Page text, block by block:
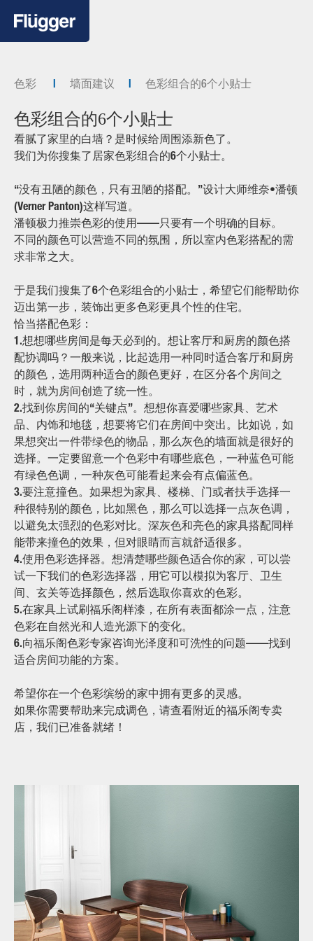
色彩 墙面建议 色彩组合的6个小贴士
色彩组合的6个小贴士
看腻了家里的白墙？是时候给周围添新色了。
我们为你搜集了居家色彩组合的6个小贴士。
“没有丑陋的颜色，只有丑陋的搭配。”设计大师维奈•潘顿
(Verner Panton)这样写道。
潘顿极力推崇色彩的使用——只要有一个明确的目标。
不同的颜色可以营造不同的氛围，所以室内色彩搭配的需
求非常之大。
于是我们搜集了6个色彩组合的小贴士，希望它们能帮助你
迈出第一步，装饰出更多色彩更具个性的住宅。
恰当搭配色彩：
1.想想哪些房间是每天必到的。想让客厅和厨房的颜色搭
配协调吗？一般来说，比起选用一种同时适合客厅和厨房
的颜色，选用两种适合的颜色更好，在区分各个房间之
时，就为房间创造了统一性。
2.找到你房间的“关键点”。想想你喜爱哪些家具、艺术
品、内饰和地毯，想要将它们在房间中突出。比如说，如
果想突出一件带绿色的物品，那么灰色的墙面就是很好的
选择。一定要留意一个色彩中有哪些底色，一种蓝色可能
有绿色色调，一种灰色可能看起来会有点偏蓝色。
3.要注意撞色。如果想为家具、楼梯、门或者扶手选择一
种很特别的颜色，比如黑色，那么可以选择一点灰色调，
以避免太强烈的色彩对比。深灰色和亮色的家具搭配同样
能带来撞色的效果，但对眼睛而言就舒适很多。
4.使用色彩选择器。想清楚哪些颜色适合你的家，可以尝
试一下我们的色彩选择器，用它可以模拟为客厅、卫生
间、玄关等选择颜色，然后选取你喜欢的色彩。
5.在家具上试刷福乐阁样漆，在所有表面都涂一点，注意
色彩在自然光和人造光源下的变化。
6.向福乐阁色彩专家咨询光泽度和可洗性的问题——找到
适合房间功能的方案。
希望你在一个色彩缤纷的家中拥有更多的灵感。
如果你需要帮助来完成调色，请查看附近的福乐阁专卖
店，我们已准备就绪！